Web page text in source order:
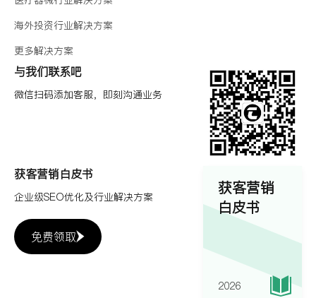
海外投资行业解决方案
更多解决方案
与我们联系吧
微信扫码添加客服，即刻沟通业务
获客营销白皮书
企业级SEO优化及行业解决方案
免费领取
获客营销
白皮书
2026